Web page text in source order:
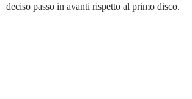
deciso passo in avanti rispetto al primo disco.